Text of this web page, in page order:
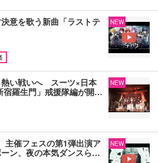
意を歌う新曲「ラストテ
NEW
熱い戦いへ スーツ×日本
宿羅生門」戒援隊編が開…
NEW
主催フェスの第1弾出演ア
ン、夜の本気ダンスら…
NEW